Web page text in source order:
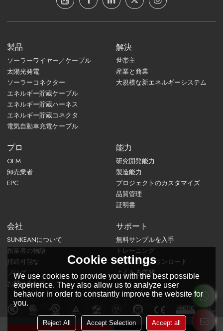
製品
ソーラーワイヤー／ケーブル
太陽光発電
ソーラーコネクター
エネルギー貯蔵ケーブル
エネルギー貯蔵ハーネス
エネルギー貯蔵コネクタ
電気自動車充電ケーブル
解決
世帯主
産業と商業
大規模な新エネルギーシステム
プロ
OEM
卸売業者
EPC
能力
研究開発能力
製造能力
プロジェクトのカスタマイズ
品質管理
証明書
会社
SUNKEANについて
創業者の物語
持続可能な
ブログ
お問い合わせ
サポート
無料サンプルを入手
トレーニング
カタログのダウンロード
よくある質問
Cookie settings
We use cookies to provide you with the best possible
experience. They also allow us to analyze user
behavior in order to constantly improve the website for
you.
Reject All Accept Selection Accept all